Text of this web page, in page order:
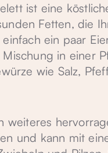
ist eine
Fetten, die
ein paar
in einer
wie Salz,
weiteres
und kann mit